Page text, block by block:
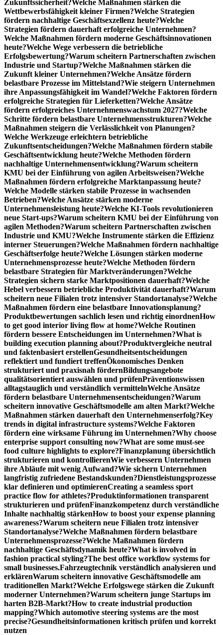
Zukunftssicherheit?Welche Maßnahmen stärken die
Wettbewerbsfähigkeit kleiner Firmen?Welche Strategien
fördern nachhaltige Geschäftsexzellenz heute?Welche
Strategien fördern dauerhaft erfolgreiche Unternehmen?
Welche Maßnahmen fördern moderne Geschäftsinnovationen
heute?Welche Wege verbessern die betriebliche
Erfolgsbewertung?Warum scheitern Partnerschaften zwischen
Industrie und Startup?Welche Maßnahmen stärken die
Zukunft kleiner Unternehmen?Welche Ansätze fördern
belastbare Prozesse im Mittelstand?Wie steigern Unternehmen
ihre Anpassungsfähigkeit im Wandel?Welche Faktoren fördern
erfolgreiche Strategien für Lieferketten?Welche Ansätze
fördern erfolgreiches Unternehmenswachstum 2027?Welche
Schritte fördern belastbare Unternehmensstrukturen?Welche
Maßnahmen steigern die Verlässlichkeit von Planungen?
Welche Werkzeuge erleichtern betriebliche
Zukunftsentscheidungen?Welche Maßnahmen fördern stabile
Geschäftsentwicklung heute?Welche Methoden fördern
nachhaltige Unternehmensentwicklung?Warum scheitern
KMU bei der Einführung von agilen Arbeitsweisen?Welche
Maßnahmen fördern erfolgreiche Marktanpassung heute?
Welche Modelle stärken stabile Prozesse in wachsenden
Betrieben?Welche Ansätze stärken moderne
Unternehmensleistung heute?Welche KI-Tools revolutionieren
neue Start-ups?Warum scheitern KMU bei der Einführung von
agilen Methoden?Warum scheitern Partnerschaften zwischen
Industrie und KMU?Welche Instrumente stärken die Effizienz
interner Steuerungen?Welche Maßnahmen fördern nachhaltige
Geschäftserfolge heute?Welche Lösungen stärken moderne
Unternehmensprozesse heute?Welche Methoden fördern
belastbare Strategien für Marktveränderungen?Welche
Strategien sichern starke Marktpositionen dauerhaft?Welche
Hebel verbessern betriebliche Produktivität dauerhaft?Warum
scheitern neue Filialen trotz intensiver Standortanalyse?Welche
Maßnahmen fördern eine belastbare Innovationsplanung?
Produktbewertungen sachlich lesen und richtig einordnenHow
to get good interior living flow at home?Welche Routinen
fördern bessere Entscheidungen im Unternehmen?What is
building execution planning about?Produktvergleiche neutral
und faktenbasiert erstellenGesundheitsentscheidungen
reflektiert und fundiert treffenÖkonomisches Denken
strukturiert und praxisnah fördernBildungsangebote
qualitätsorientiert auswählen und prüfenPräventionswissen
alltagstauglich und verständlich vermittelnWelche Ansätze
fördern belastbare Unternehmensentscheidungen?Warum
scheitern innovative Geschäftsmodelle am alten Markt?Welche
Maßnahmen stärken dauerhaft den Unternehmenserfolg?Key
trends in digital infrastructure systems?Welche Faktoren
fördern eine wirksame Führung im Unternehmen?Why choose
enterprise support consulting now?What are some must-see
food culture highlights to explore?Finanzplanung übersichtlich
strukturieren und kontrollierenWie verbessern Unternehmen
ihre Abläufe mit wenig Aufwand?Wie sichern Unternehmen
langfristig zufriedene Bestandskunden?Dienstleistungsprozesse
klar definieren und optimierenCreating a seamless sport
practice flow for athletes?Produktinformationen transparent
strukturieren und prüfenFinanzkompetenz durch verständliche
Inhalte nachhaltig stärkenHow to boost your expense planning
awareness?Warum scheitern neue Filialen trotz intensiver
Standortanalyse?Welche Maßnahmen fördern belastbare
Unternehmensprozesse?Welche Maßnahmen fördern
nachhaltige Geschäftsdynamik heute?What is involved in
fashion practical styling?The best office workflow systems for
small businesses.Fahrzeugtechnik verständlich analysieren und
erklärenWarum scheitern innovative Geschäftsmodelle am
traditionellen Markt?Welche Erfolgswege stärken die Zukunft
moderner Unternehmen?Warum scheitern junge Startups im
harten B2B-Markt?How to create industrial production
mapping?Which automotive steering systems are the most
precise?Gesundheitsinformationen kritisch prüfen und korrekt
nutzen